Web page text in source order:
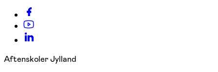
Aftenskoler Jylland